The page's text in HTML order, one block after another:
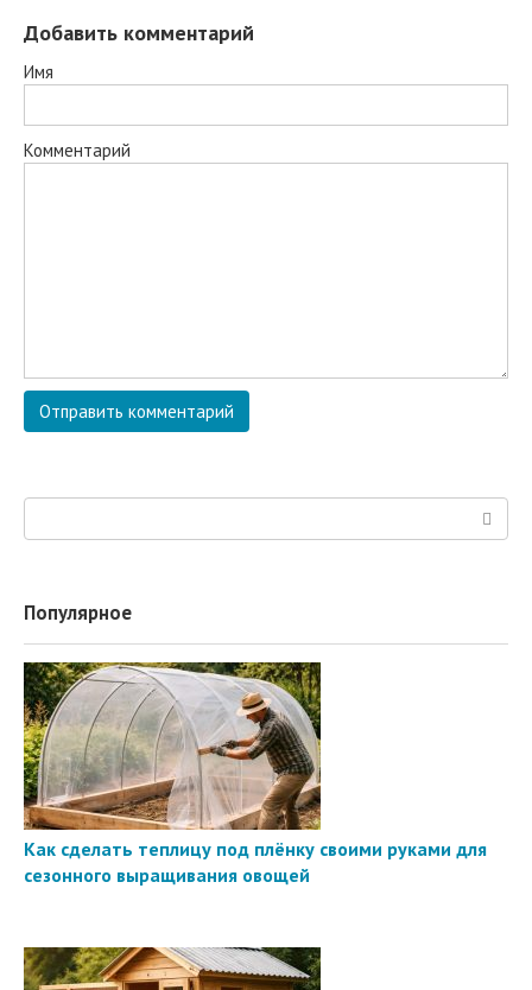
Добавить комментарий
Имя
Комментарий
Поиск:
Популярное
Как сделать теплицу под плёнку своими руками для
сезонного выращивания овощей